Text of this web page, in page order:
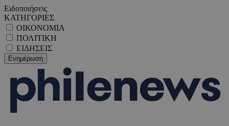
Ειδοποιήσεις
ΚΑΤΗΓΟΡΙΕΣ
ΟΙΚΟΝΟΜΙΑ
ΠΟΛΙΤΙΚΗ
ΕΙΔΗΣΕΙΣ